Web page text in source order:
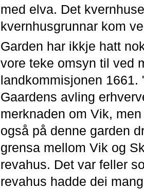
med elva. Det
kvernhusgrunnar kom
Garden har ikkje hatt
vore teke omsyn til ved
landkommisjonen
Gaardens avling
merknaden om Vik,
også på denne garden
grensa mellom Vik og
revahus. Det var feller
revahus hadde dei